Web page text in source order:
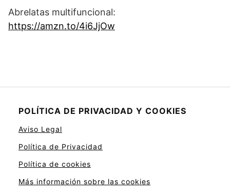
Abrelatas multifuncional:
https://amzn.to/4i6JjOw
POLÍTICA DE PRIVACIDAD Y COOKIES
Aviso Legal
Política de Privacidad
Política de cookies
Más información sobre las cookies